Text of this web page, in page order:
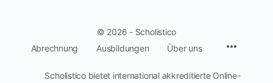
© 2026 - Scholistico
Abrechnung
Ausbildungen Über uns
Scholistico bietet international akkreditierte Online-